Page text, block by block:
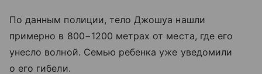
По данным полиции, тело Джошуа нашли
примерно в 800−1200 метрах от места, где его
унесло волной. Семью ребенка уже уведомили
о его гибели.